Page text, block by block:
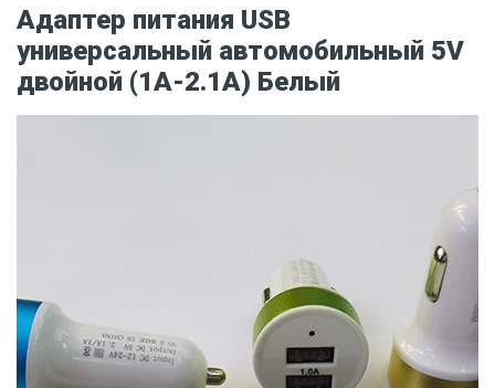
Адаптер питания USB
универсальный автомобильный 5V
двойной (1A-2.1А) Белый